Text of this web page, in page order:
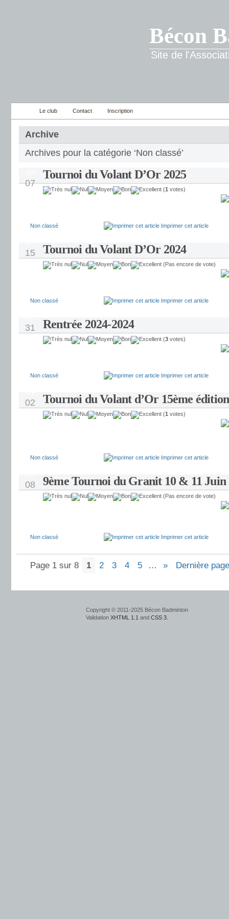
Bécon
Site de
Le club Contact Inscription
Archive
Archives pour la catégorie ‘Non classé’
07
Tournoi du Volant D’Or 2025
(1 votes)
Non classé Imprimer cet article
15 Tournoi du Volant D’Or 2024
(Pas encore de vote)
Non classé Imprimer cet article
31 Rentrée 2024-2024
(3 votes)
Non classé Imprimer cet article
02 Tournoi du Volant d’Or 15ème
(1 votes)
Non classé Imprimer cet article
08 9ème Tournoi du Granit 10 & 11 Juin
(Pas encore de vote)
Non classé Imprimer cet article
Page 1 sur 8 1 2 3 4 5 … » Dernière
Copyright © 2011-2025 Bécon Badminton
Validation XHTML 1.1 and CSS 3